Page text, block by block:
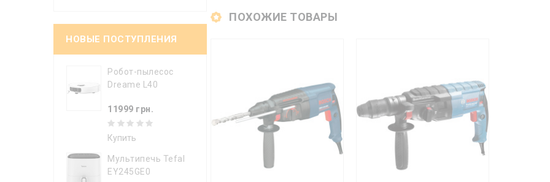
НОВЫЕ ПОСТУПЛЕНИЯ
Робот-пылесос
Dreame L40
11999 грн.
Купить
Мультипечь Tefal
EY245GE0
ПОХОЖИЕ ТОВАРЫ